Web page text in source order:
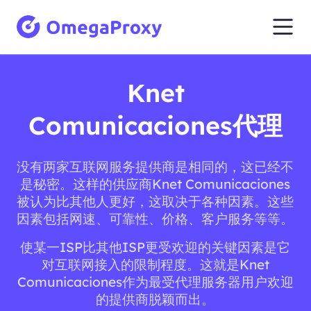
Knet
Comunicaciones代理
没有两家互联网服务提供商是相同的，这已经不
是秘密。这样的供应商Knet Comunicaciones
被认为比其他人更好，这取决于各种因素。这些
因素包括网速、可靠性、价格、客户服务等等。
使某一ISP比其他ISP更受欢迎的关键因素是它
对互联网接入的限制程度。这就是Knet
Comunicaciones作为最受代理服务器用户欢迎
的提供商脱颖而出。